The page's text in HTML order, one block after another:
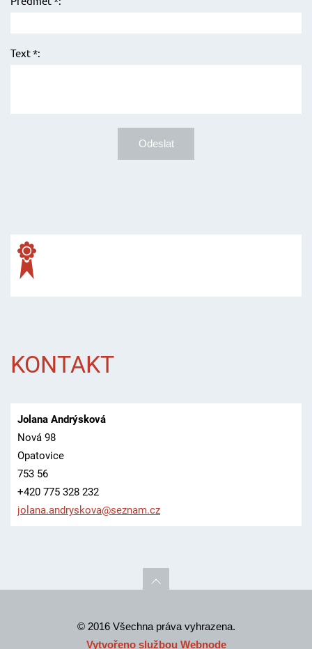
Text *:
KONTAKT
Jolana Andrýsková
Nová 98
Opatovice
753 56
+420 775 328 232
jolana.andryskova@seznam.cz
© 2016 Všechna práva vyhrazena.
Vytvořeno službou Webnode